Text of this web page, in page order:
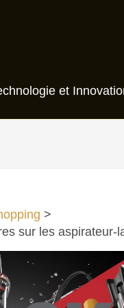
et
sur les aspirateur-